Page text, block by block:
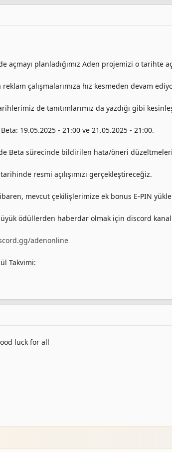
açmayı planladığımız Aden projemizi o tarihte
çalışmalarımıza hız kesmeden devam
de tanıtımlarımız da yazdığı gibi
19.05.2025 - 21:00 ve 21.05.2025 - 21:00.
Beta sürecinde bildirilen hata/öneri düzeltmeleri
resmi açılışımızı gerçekleştireceğiz.
mevcut çekilişlerimize ek bonus E-PIN
ödüllerden haberdar olmak için discord
adenonline
Takvimi:
luck for all